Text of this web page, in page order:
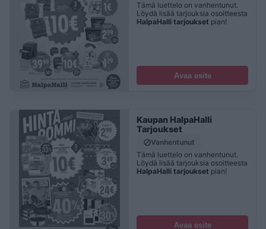
Tämä luettelo on vanhentunut.
Löydä lisää tarjouksia osoitteesta
HalpaHalli tarjoukset pian!
Avaa esite
Kaupan HalpaHalli
Tarjoukset
Vanhentunut
Tämä luettelo on vanhentunut.
Löydä lisää tarjouksia osoitteesta
HalpaHalli tarjoukset pian!
Avaa esite